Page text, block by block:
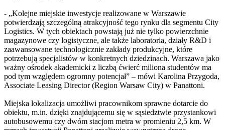
- „Kolejne miejskie inwestycje realizowane w Warszawie
potwierdzają szczególną atrakcyjność tego rynku dla segmentu City
Logistics. W tych obiektach powstają już nie tylko powierzchnie
magazynowe czy logistyczne, ale także laboratoria, działy R&D i
zaawansowane technologicznie zakłady produkcyjne, które
potrzebują specjalistów w konkretnych dziedzinach. Warszawa jako
ważny ośrodek akademicki z liczbą ćwierć miliona studentów ma
pod tym względem ogromny potencjał” – mówi Karolina Przygoda,
Associate Leasing Director (Region Warsaw City) w Panattoni.
Miejska lokalizacja umożliwi pracownikom sprawne dotarcie do
obiektu, m.in. dzięki znajdującemu się w sąsiedztwie przystankowi
autobusowemu czy dwóm stacjom metra w promieniu 2,5 km. W